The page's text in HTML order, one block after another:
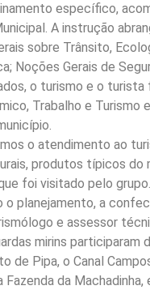
específico,
A instrução
sobre Trânsito,
Noções Gerais de
o turismo e o
Trabalho e
o atendimento ao
produtos típicos do
foi visitado pelo
o planejamento, a
e assessor
mirins
de Pipa, o Canal
Fazenda da